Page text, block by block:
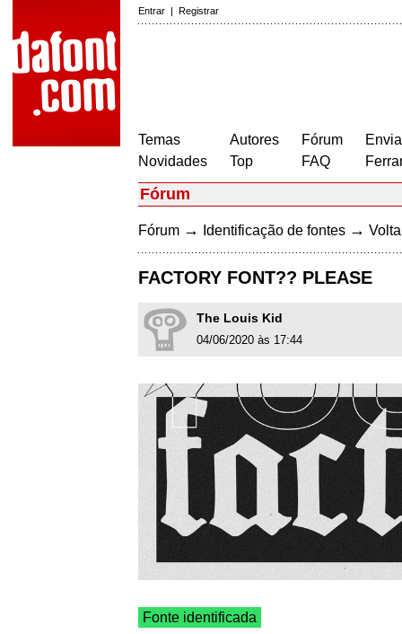
Entrar | Registrar
Temas
Novidades
Autores
Top
Fórum
FAQ
Fórum
Fórum → Identificação de fontes →
FACTORY FONT?? PLEASE
The Louis Kid
04/06/2020 às 17:44
Fonte identificada